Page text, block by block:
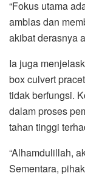
“Fokus utama
amblas dan
akibat derasnya
Ia juga
box culvert
tidak berfungsi.
dalam proses
tahan tinggi
“Alhamdulillah,
Sementara,